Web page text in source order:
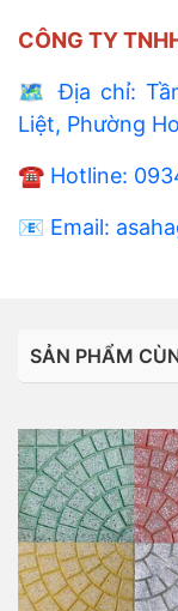
CÔNG TY
🗺️ Địa chỉ:
Liệt, Phường
☎️ Hotline:
📧 Email:
SẢN PHẨM